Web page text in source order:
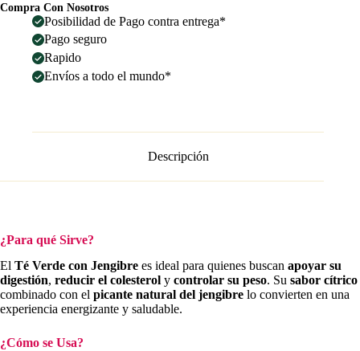
Compra Con Nosotros
Posibilidad de Pago contra entrega*
Pago seguro
Rapido
Envíos a todo el mundo*
Descripción
¿Para qué Sirve?
El Té Verde con Jengibre es ideal para quienes buscan apoyar su
digestión, reducir el colesterol y controlar su peso. Su sabor cítrico
combinado con el picante natural del jengibre lo convierten en una
experiencia energizante y saludable.
¿Cómo se Usa?